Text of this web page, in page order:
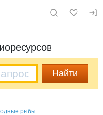
fishretail.ru
рыбы